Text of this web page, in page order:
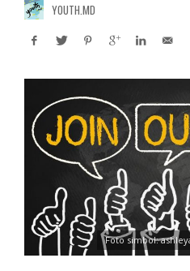
YOUTH.MD
Foto simbol: